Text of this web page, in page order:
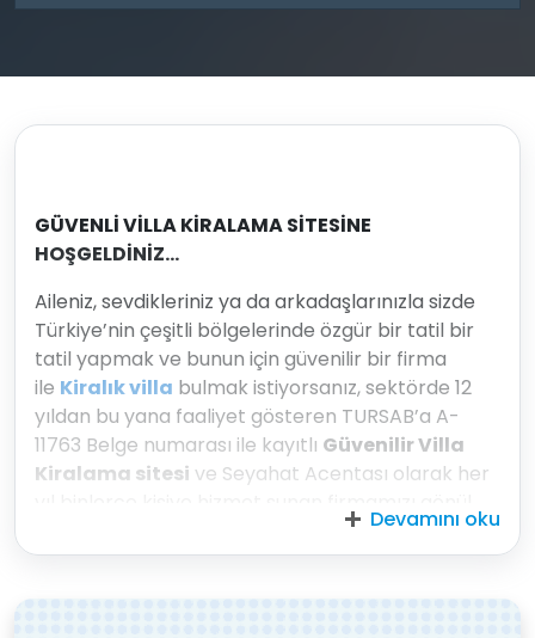
GÜVENLİ VİLLA KİRALAMA SİTESİNE
HOŞGELDİNİZ…
Aileniz, sevdikleriniz ya da arkadaşlarınızla sizde
Türkiye’nin çeşitli bölgelerinde özgür bir tatil bir
tatil yapmak ve bunun için güvenilir bir firma
ile Kiralık villa bulmak istiyorsanız, sektörde 12
yıldan bu yana faaliyet gösteren TURSAB’a A-
11763 Belge numarası ile kayıtlı Güvenilir Villa
Kiralama sitesi ve Seyahat Acentası olarak her
rahatlığı ile tercih edebilirsiniz. Bu sayede tam
hayal ettiğiniz ve istediğiniz gibi bir yer bulmayı
Devamını oku